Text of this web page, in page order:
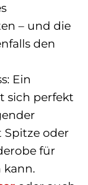
– und die
den
Ein
sich perfekt
oder
für
kann.